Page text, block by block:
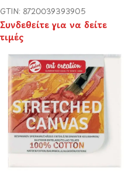
GTIN: 8720039393905
Συνδεθείτε για να δείτε
τιμές